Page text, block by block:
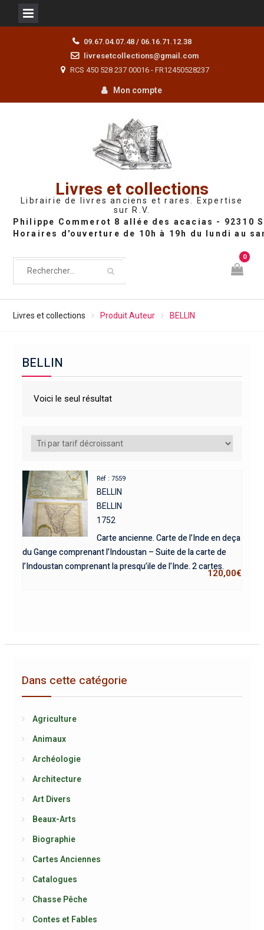
09.67.04.07.48 / 06.16.71.12.38
livresetcollections@gmail.com
RCS 450 528 237 00016 - FR12450528237
Mon compte
Livres et collections
Librairie de livres anciens et rares. Expertise
sur R.V.
0
Livres et collections Produit Auteur BELLIN
BELLIN
Voici le seul résultat
Réf : 7559
BELLIN
BELLIN
1752
Carte ancienne. Carte de l’Inde en deça
du Gange comprenant l’Indoustan – Suite de la carte de
l’Indoustan comprenant la presqu’ile de l’Inde. 2 cartes.
120,00€
Dans cette catégorie
Agriculture
Animaux
Archéologie
Architecture
Art Divers
Beaux-Arts
Biographie
Cartes Anciennes
Catalogues
Chasse Pêche
Contes et Fables